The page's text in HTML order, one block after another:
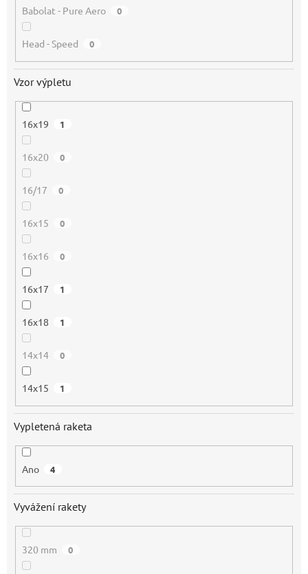
Babolat - Pure Aero 0
Head - Speed 0
Vzor výpletu
16x19 1
16x20 0
16/17 0
16x15 0
16x16 0
16x17 1
16x18 1
14x14 0
14x15 1
Vypletená raketa
Ano 4
Vyvážení rakety
320 mm 0